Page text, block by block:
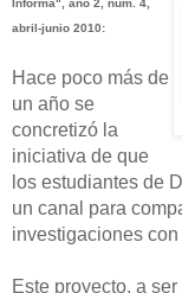
Informa", año 2, núm. 4,
abril-junio 2010:
Hace poco más de
un año se
concretizó la
iniciativa de que
los estudiantes de
un canal para
investigaciones
Este proyecto, a